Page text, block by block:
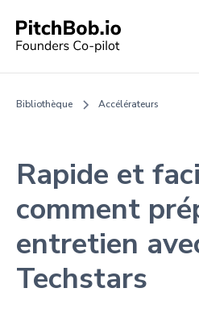
Bibliothèque Accélérateurs
Rapide et
comment
entretien
Techstars